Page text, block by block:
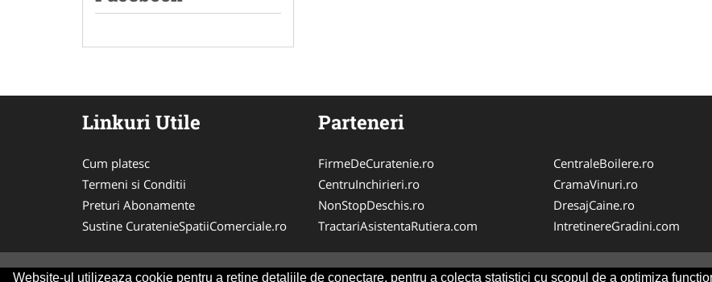
Website-ul utilizeaza cookie pentru a reţine detaliile de conectare, pentru a colecta statistici cu scopul de a optimiza
Linkuri Utile
Cum platesc
Termeni si Conditii
Preturi Abonamente
Sustine CuratenieSpatiiComerciale.ro
Parteneri
FirmeDeCuratenie.ro
CentruInchirieri.ro
NonStopDeschis.ro
TractariAsistentaRutiera.com
CentraleBoilere.ro
CramaVinuri.ro
DresajCaine.ro
IntretinereGradini.com